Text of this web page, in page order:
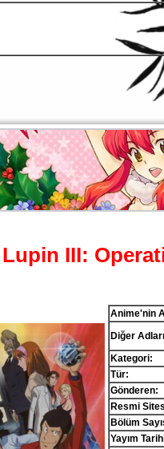
Lupin III:
Anime'nin
Diğer
Kategori:
Tür:
Gönderen:
Resmi
Bölüm
Yayım